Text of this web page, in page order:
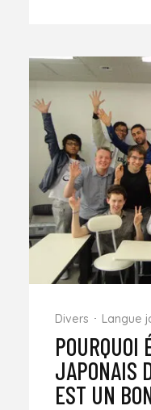
Divers Langue
POURQUOI
JAPONAIS
EST UN